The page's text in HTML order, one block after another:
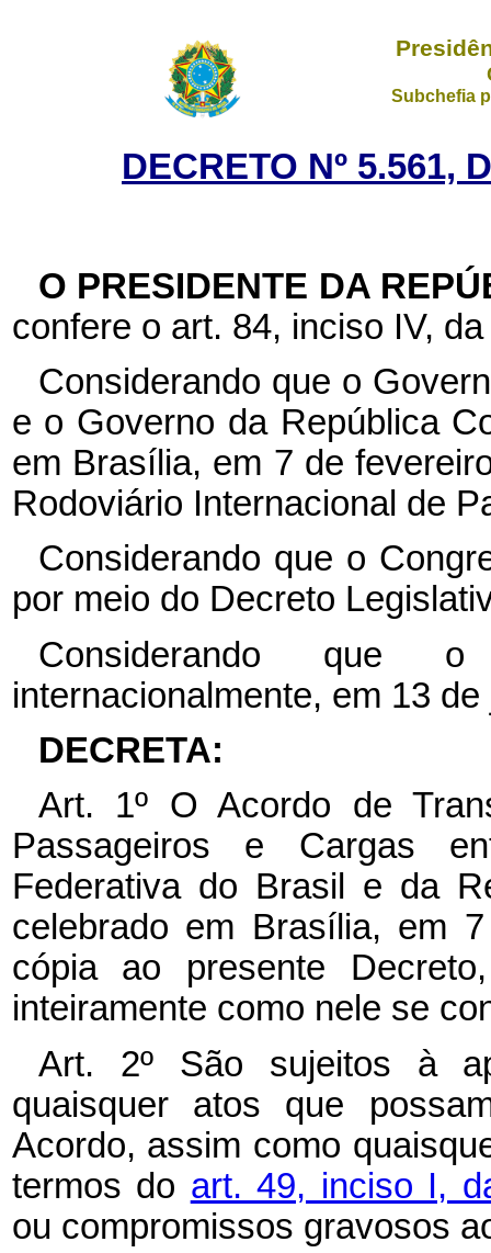
Subchefia
DECRETO Nº 5.561,
O PRESIDENTE DA
confere o art. 84, inciso IV,
Considerando que o
e o Governo da República
em Brasília, em 7 de
Rodoviário Internacional de
Considerando que o
por meio do Decreto
Considerando que
internacionalmente, em 13
DECRETA:
Art. 1º O Acordo de
Passageiros e Cargas
Federativa do Brasil e da
celebrado em Brasília, em
cópia ao presente
inteiramente como nele se
Art. 2º São sujeitos à
quaisquer atos que
Acordo, assim como
termos do art. 49, inciso I,
ou compromissos gravosos